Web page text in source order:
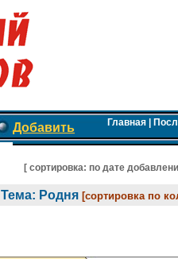
Добавить Главная|
[ cортировка: по дате
Тема: Родня [сортировка по